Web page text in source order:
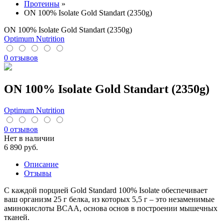
Протеины »
ON 100% Isolate Gold Standart (2350g)
ON 100% Isolate Gold Standart (2350g)
Optimum Nutrition
0 отзывов
ON 100% Isolate Gold Standart (2350g)
Optimum Nutrition
0 отзывов
Нет в наличии
6 890 руб.
Описание
Отзывы
С каждой порцией Gold Standard 100% Isolate обеспечивает
ваш организм 25 г белка, из которых 5,5 г – это незаменимые
аминокислоты BCAA, основа основ в построении мышечных
тканей.